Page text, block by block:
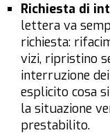
Richiesta di
lettera va
richiesta:
vizi, ripristino
interruzione
esplicito cosa
la situazione
prestabilito.